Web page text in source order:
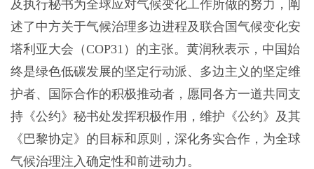
及执行秘书为全球应对气候变化工作所做的努力，阐
述了中方关于气候治理多边进程及联合国气候变化安
塔利亚大会（COP31）的主张。黄润秋表示，中国始
终是绿色低碳发展的坚定行动派、多边主义的坚定维
护者、国际合作的积极推动者，愿同各方一道共同支
持《公约》秘书处发挥积极作用，维护《公约》及其
《巴黎协定》的目标和原则，深化务实合作，为全球
气候治理注入确定性和前进动力。